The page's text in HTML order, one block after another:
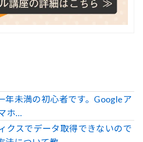
年未満の初心者です。Googleア
ホ…
クスでデータ取得できないので